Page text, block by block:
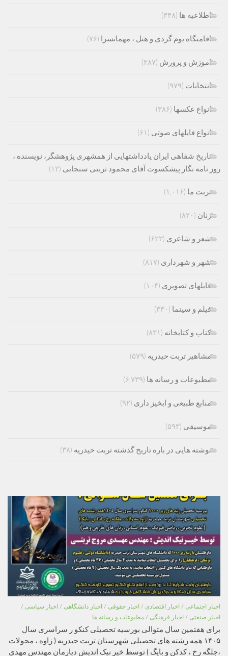
اطلاعیه ها (۳۴۸)
اقامتگاه بوم گردی و هتل ، مهمانسرا (۷۶)
اموزش و پرورش (۲۸۷)
انتخابات (۹۷۹)
انواع عکسها (۳۸۶)
انواع فایلهای صوتی (۶۱)
تاریخ شفاهی ایران یادداشتهایی از همشهری پژوهشگر، نویسنده ،
روز نامه نگار پیشکسوت آقای محمود تربتی سنجابی (۱۲)
تربت ما (۱,۰۱۶)
زنان (۸۲۰)
شعر و شاعری (۶۲۳)
شهر و شهرداری (۸۱۷)
فایلهای تصویری (۱۰۴)
فیلم و سینما (۳۳۰)
کتاب و کتابخانه (۸۳۱)
مشاهیر تربت حیدریه (۵۷۹)
مطبوعات و رسانه ها (۶,۷۳۹)
منابع طبیعی و ابخیز داری (۹۲)
موسیقی (۵۹۳)
نوشته هایی در باره تاریخ گذشته تربت حیدریه (۳۸)
اخبار اجتماعی / اخبار اقتصادی / اخبار حقوقی / اخبار دانشگاهی / اخبار سیاسی /
اخبار صنعتی / اخبار فرهنگی / مطبوعات و رسانه ها
برای هفتمین سال متوالی بورسیه تحصیلی کنکو ر سراسری سال
۱۴۰۵ همه رشته های تحصیلی شهرستان تربت حیدریه ( زاوه ، محولات
،جلگه رخ ، کدکن و بایگ ) توسط خیر نیک اندیش دیارمان مهندس مهدی